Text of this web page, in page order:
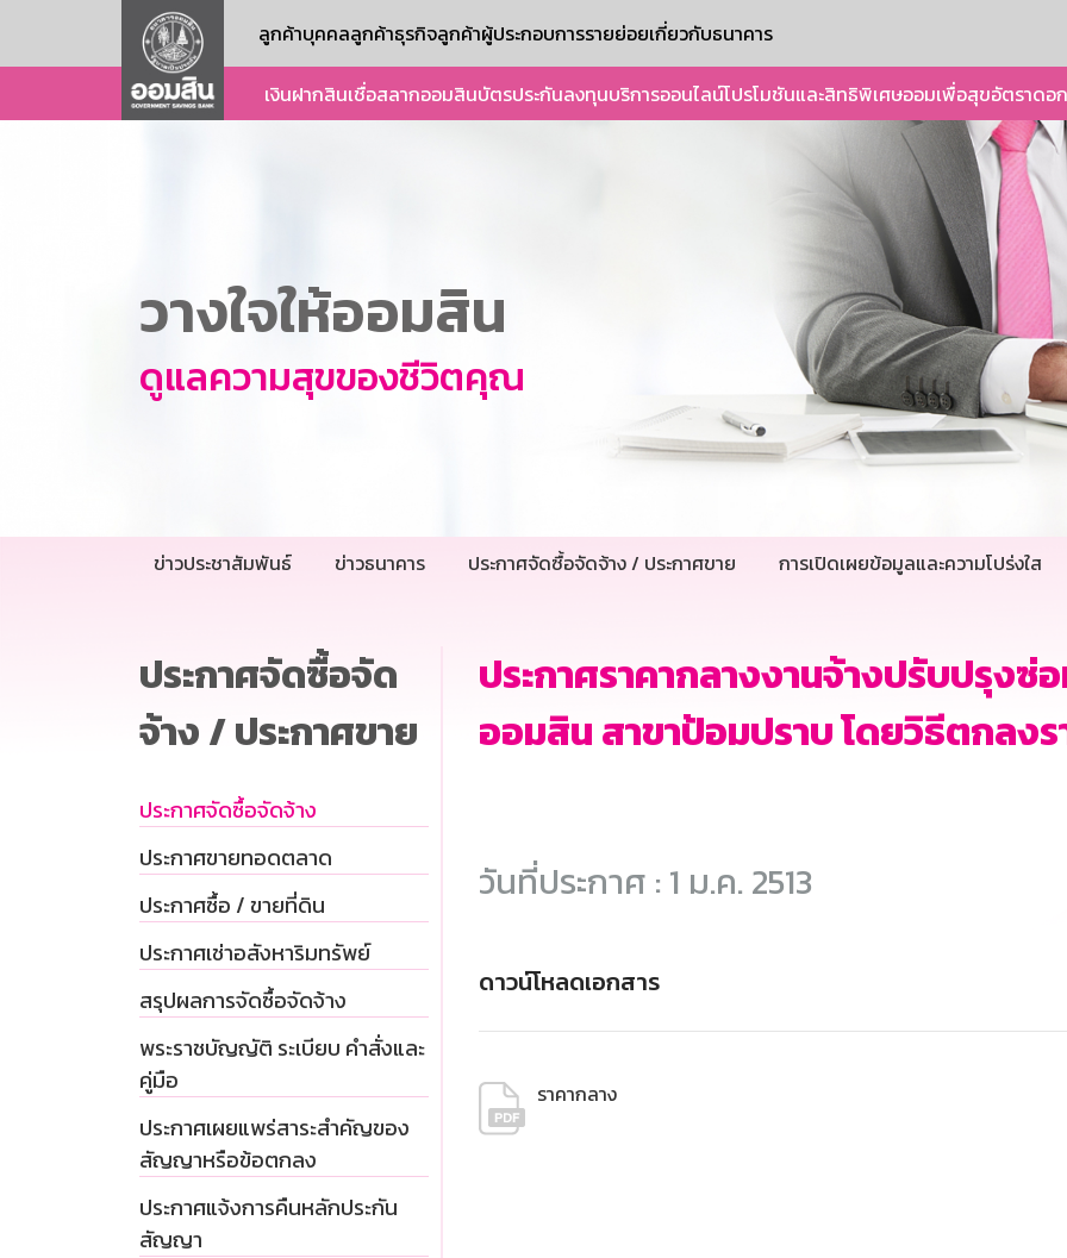
ลูกค้าบุคคลลูกค้าธุรกิจลูกค้าผู้ประกอบการรายย่อยเกี่ยวกับธนาคาร
เงินฝากสินเชื่อสลากออมสินบัตรประกันลงทุนบริการออนไลน์โปรโมชันและสิทธิพิเศษออมเพื่อสุขอัตราดอ
วางใจให้ออมสิน
ดูแลความสุขของชีวิตคุณ
ข่าวประชาสัมพันธ์ ข่าวธนาคาร ประกาศจัดซื้อจัดจ้าง / ประกาศขาย การเปิดเผยข้อมูลและความโปร่งใส
ประกาศจัดซื้อจัด
จ้าง / ประกาศขาย
ประกาศจัดซื้อจัดจ้าง
ประกาศขายทอดตลาด
ประกาศซื้อ / ขายที่ดิน
ประกาศเช่าอสังหาริมทรัพย์
สรุปผลการจัดซื้อจัดจ้าง
พระราชบัญญัติ ระเบียบ คำสั่งและ
คู่มือ
ประกาศเผยแพร่สาระสำคัญของ
สัญญาหรือข้อตกลง
ประกาศแจ้งการคืนหลักประกัน
สัญญา
ประกาศราคากลางงานจ้างปรับปรุงซ่
ออมสิน สาขาป้อมปราบ โดยวิธีตกลงร
วันที่ประกาศ : 1 ม.ค. 2513
ดาวน์โหลดเอกสาร
ราคากลาง